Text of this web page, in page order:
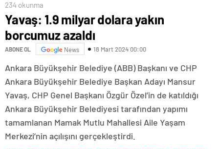
234 okunma
Yavaş: 1.9 milyar dolara yakın
borcumuz azaldı
ABONE OL News 18 Mart 2024 00:00
Ankara Büyükşehir Belediye (ABB) Başkanı ve CHP
Ankara Büyükşehir Belediye Başkan Adayı Mansur
Yavaş, CHP Genel Başkanı Özgür Özel’in de katıldığı
Ankara Büyükşehir Belediyesi tarafından yapımı
tamamlanan Mamak Mutlu Mahallesi Aile Yaşam
Merkezi’nin açılışını gerçekleştirdi.